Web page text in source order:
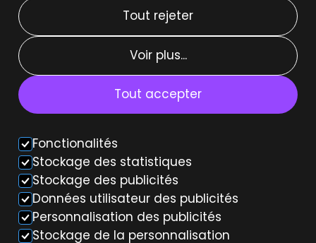
Types de location
Location courte durée
Location moyenne durée
Location weekend
Voiture autonome
Tout rejeter
Voir plus...
Tout accepter
Fonctionalités
Stockage des statistiques
Stockage des publicités
Données utilisateur des publicités
Personnalisation des publicités
Stockage de la personnalisation